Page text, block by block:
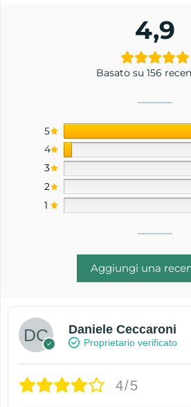
4,9
Basato su 156
5
4
3
2
1
Aggiungi una
Daniele Ceccaroni
Proprietario verificato
4/5